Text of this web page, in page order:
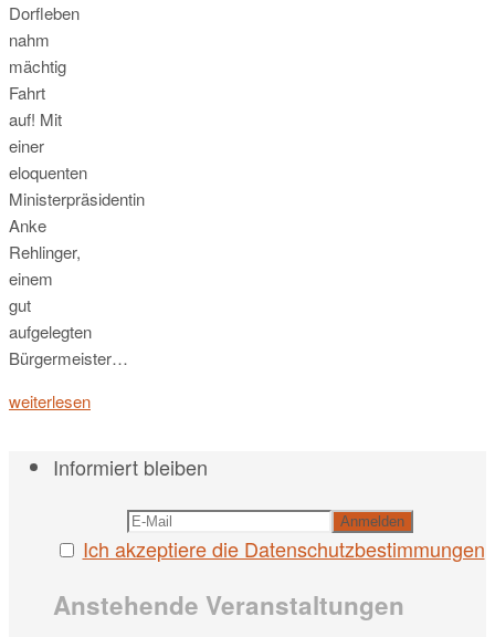
Dorfleben
nahm
mächtig
Fahrt
auf! Mit
einer
eloquenten
Ministerpräsidentin
Anke
Rehlinger,
einem
gut
aufgelegten
Bürgermeister…
weiterlesen
Informiert bleiben
Ich akzeptiere die Datenschutzbestimmungen
Anstehende Veranstaltungen